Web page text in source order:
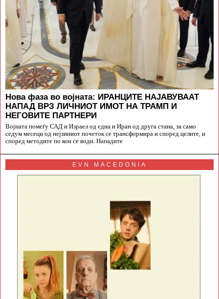
Нова фаза во војната: ИРАНЦИТЕ НАЈАВУВААТ
НАПАД ВРЗ ЛИЧНИОТ ИМОТ НА ТРАМП И
НЕГОВИТЕ ПАРТНЕРИ
Војната помеѓу САД и Израел од една и Иран од друга стана, за само
седум месеци од нејзиниот почеток се трансформира и според целите, и
според методите по кои се води. Нападите
EVN MACEDONIA